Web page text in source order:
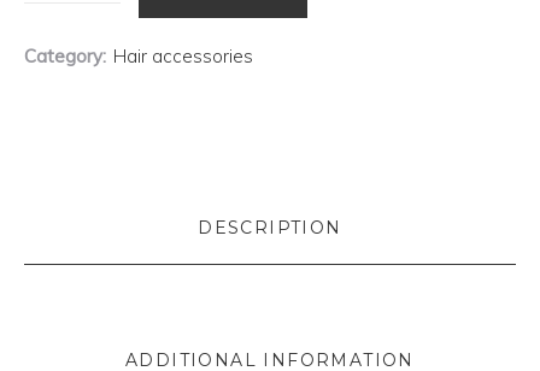
Category: Hair accessories
DESCRIPTION
ADDITIONAL INFORMATION